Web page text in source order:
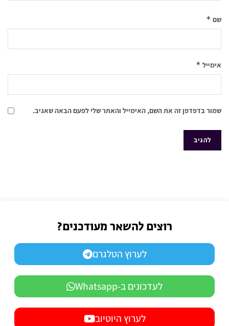
שם *
אימייל *
שמור בדפדפן זה את השם, האימייל והאתר שלי לפעם הבאה שאגיב.
רוצים להשאר מעודכנים?
לערוץ הטלגרם
לעדכונים ב-Whatsapp
לערוץ היוטיוב